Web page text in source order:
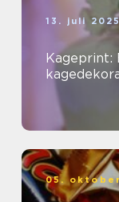
13. juli
05.